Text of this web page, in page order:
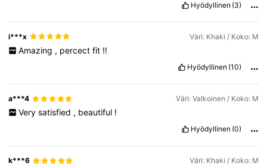
Hyödyllinen (3)
i***x Väri: Khaki / Koko: M
Amazing , percect fit !!
Hyödyllinen (10)
a***4 Väri: Valkoinen / Koko: M
Very satisfied , beautiful !
Hyödyllinen (0)
k***6 Väri: Khaki / Koko: M